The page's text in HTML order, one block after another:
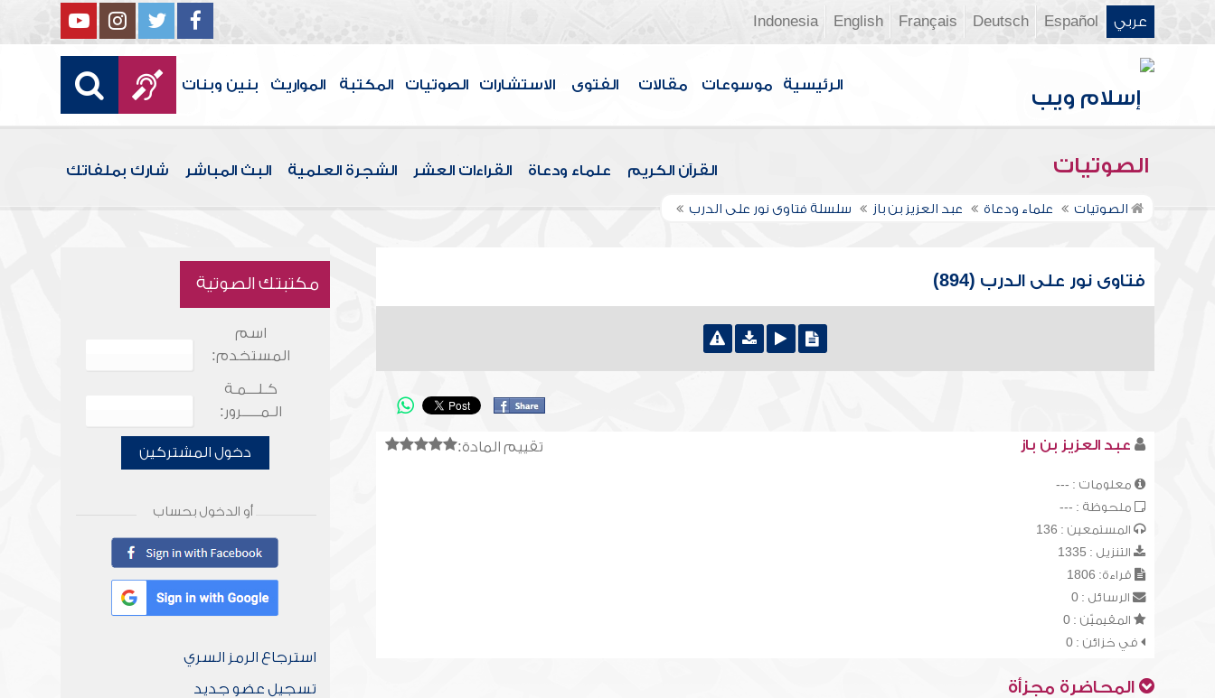
عربي Español
Deutsch
Français
English
Indonesia
الرئيسية موسوعات مقالات الفتوى الاستشارات الصوتيات المكتبة المواريث بنين وبنات
الصوتيات القرآن الكريم علماء ودعاة القراءات العشر الشجرة العلمية البث المباشر شارك بملفاتك
الصوتيات علماء ودعاة عبد العزيز بن باز سلسلة فتاوى نور على الدرب
فتاوى نور على الدرب (894)
تقييم المادة: عبد العزيز بن باز
معلومات : ---
ملحوظة : ---
المستمعين : 136
التنزيل : 1335
قراءة: 1806
الرسائل : 0
المقيميّن : 0
في خزائن : 0
المحاضرة مجزأة
مكتبتك الصوتية
اسم
المستخدم:
كـلـــمـة
الـمـــــرور:
دخول المشتركين
أو الدخول بحساب
استرجاع الرمز السري
تسجيل عضو جديد